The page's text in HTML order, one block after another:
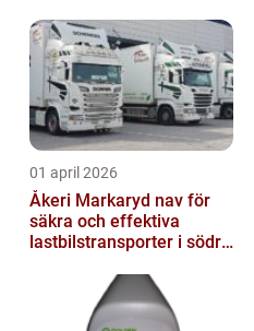
01 april 2026
Åkeri Markaryd nav för
säkra och effektiva
lastbilstransporter i södra